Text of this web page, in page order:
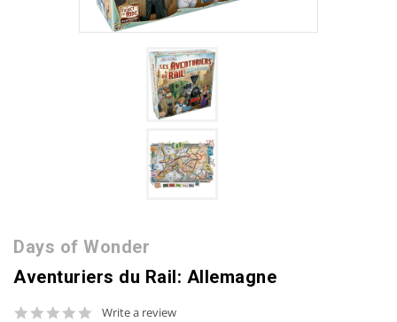
Days of Wonder
Aventuriers du Rail: Allemagne
0.0
Write a review